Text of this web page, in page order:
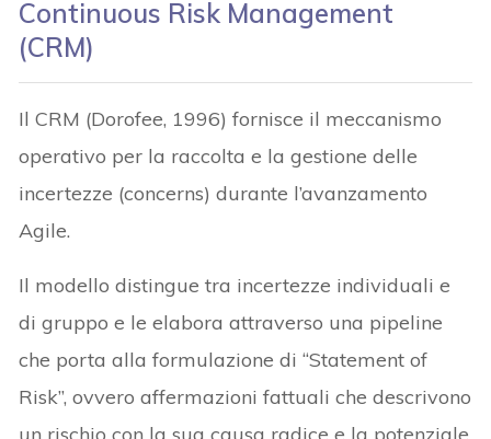
Continuous Risk Management
(CRM)
Il CRM (Dorofee, 1996) fornisce il meccanismo
operativo per la raccolta e la gestione delle
incertezze (concerns) durante l’avanzamento
Agile.
Il modello distingue tra incertezze individuali e
di gruppo e le elabora attraverso una pipeline
che porta alla formulazione di “Statement of
Risk”, ovvero affermazioni fattuali che descrivono
un rischio con la sua causa radice e la potenziale